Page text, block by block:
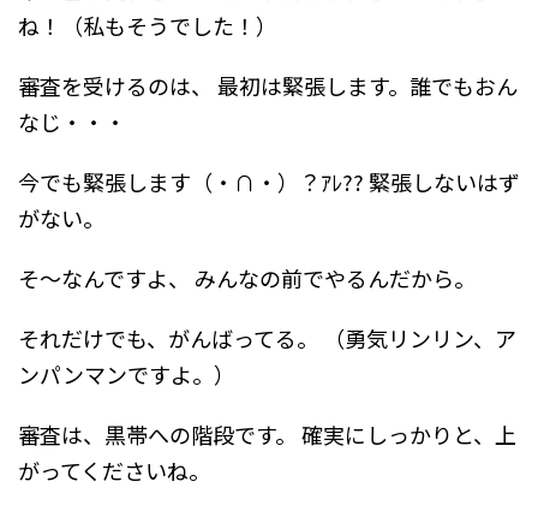
ね！（私もそうでした！）
審査を受けるのは、
最初は緊張します。誰でもおん
なじ・・・
今でも緊張します（・∩・）？ｱﾚ?? 緊張しないはず
がない。
そ～なんですよ、
みんなの前でやるんだから。
それだけでも、がんばってる。
（勇気リンリン、ア
ンパンマンですよ。）
審査は、黒帯への階段です。 確実にしっかりと、上
がってくださいね。